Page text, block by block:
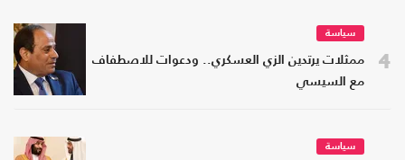
4
سياسة
ممثلات يرتدين الزي العسكري.. ودعوات للاصطفاف
مع السيسي
سياسة